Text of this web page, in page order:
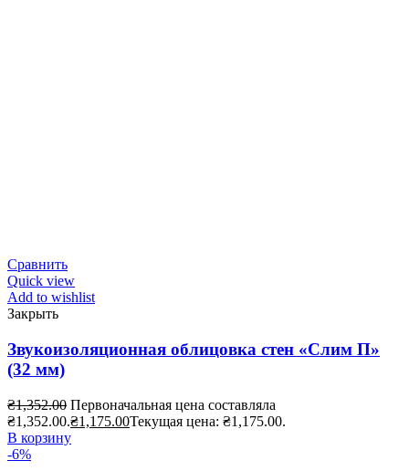
Сравнить
Quick view
Add to wishlist
Закрыть
Звукоизоляционная облицовка стен «Слим П»
(32 мм)
₴1,352.00 Первоначальная цена составляла
₴1,352.00.₴1,175.00Текущая цена: ₴1,175.00.
В корзину
-6%